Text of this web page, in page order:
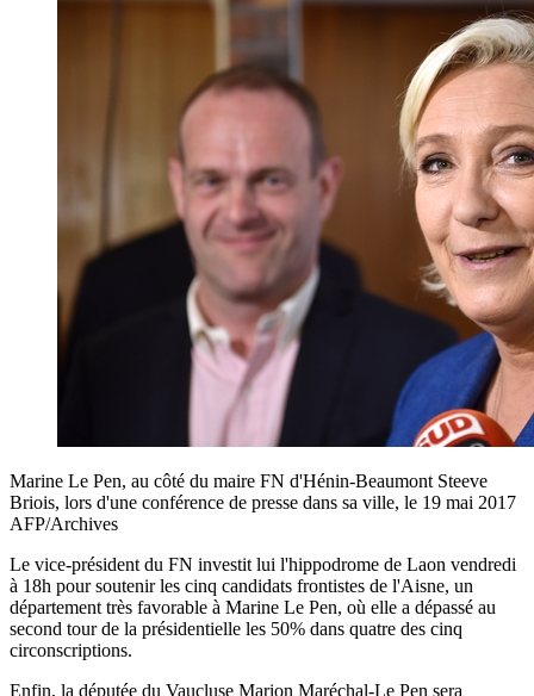
Marine Le Pen, au côté du maire FN d'Hénin-Beaumont Steeve
Briois, lors d'une conférence de presse dans sa ville, le 19 mai 2017
AFP/Archives
Le vice-président du FN investit lui l'hippodrome de Laon vendredi
à 18h pour soutenir les cinq candidats frontistes de l'Aisne, un
département très favorable à Marine Le Pen, où elle a dépassé au
second tour de la présidentielle les 50% dans quatre des cinq
circonscriptions.
Enfin, la députée du Vaucluse Marion Maréchal-Le Pen sera